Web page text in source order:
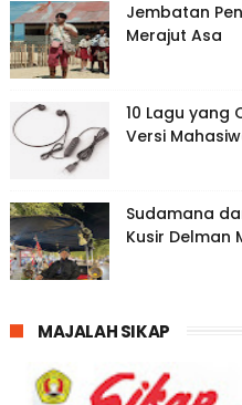
Jembatan
Merajut Asa
10 Lagu yang
Versi
Sudamana
Kusir Delman
MAJALAH SIKAP